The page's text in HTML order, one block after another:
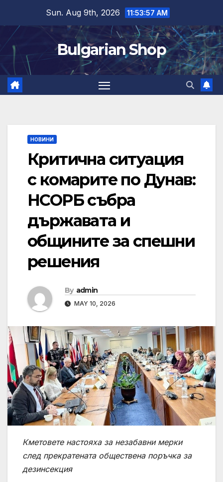
content
Sun. Aug 9th, 2026 11:53:58 AM
Bulgarian Shop
НОВИНИ
Критична ситуация
с комарите по Дунав:
НСОРБ събра
държавата и
общините за спешни
решения
By admin
MAY 10, 2026
Кметовете настояха за незабавни мерки
след прекратената обществена поръчка за
дезинсекция